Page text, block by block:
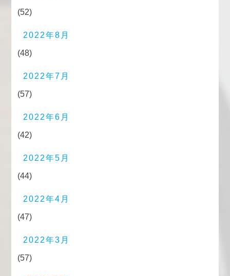
(52)
2022年8月
(48)
2022年7月
(57)
2022年6月
(42)
2022年5月
(44)
2022年4月
(47)
2022年3月
(57)